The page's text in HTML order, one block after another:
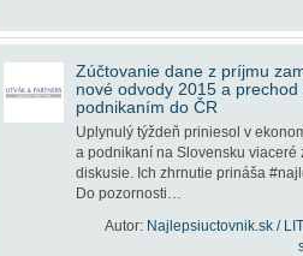
Zúčtovanie dane z príjmu
nové odvody 2015 a prechod
podnikaním do ČR
Uplynulý týždeň priniesol v
a podnikaní na Slovensku viaceré
diskusie. Ich zhrnutie prináša
Do pozornosti…
Autor: Najlepsiuctovnik.sk /